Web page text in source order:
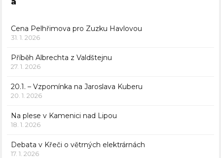
Cena Pelhřimova pro Zuzku Havlovou
31. 1. 2026
Příběh Albrechta z Valdštejnu
27. 1. 2026
20.1. – Vzpomínka na Jaroslava Kuberu
20. 1. 2026
Na plese v Kamenici nad Lipou
18. 1. 2026
Debata v Křeči o větrných elektrárnách
17. 1. 2026